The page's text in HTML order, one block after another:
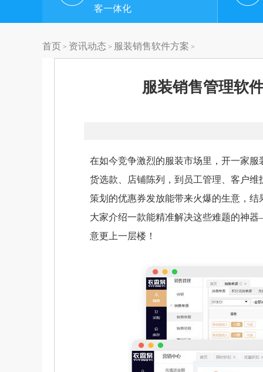
客一体化
首页 > 资讯动态 > 服装销售软件方案 >
服装销售管理软
在如今竞争激烈的服装市场里，开一家
货选款、店铺陈列，到员工管理、客户
策划的优惠券发放能带来火爆的生意，
大家介绍一款能精准解决这些难题的神
意更上一层楼！